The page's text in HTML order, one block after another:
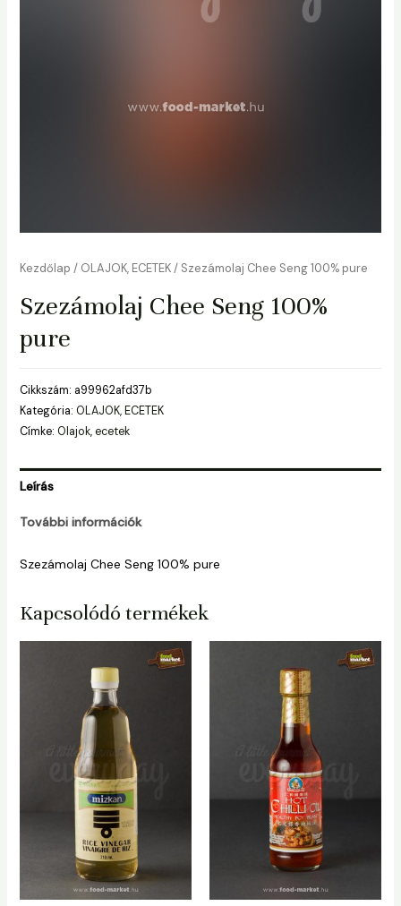
Kezdőlap / OLAJOK, ECETEK/ Szezámolaj Chee Seng 100% pure
Szezámolaj Chee Seng 100%
pure
Cikkszám: a99962afd37b
Kategória: OLAJOK, ECETEK
Címke: Olajok, ecetek
Leírás
További információk
Szezámolaj Chee Seng 100% pure
Kapcsolódó termékek